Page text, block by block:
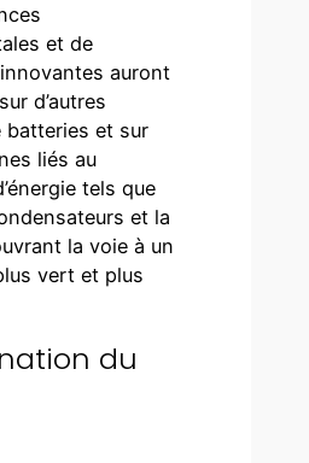
et de
auront
d’autres
batteries et sur
liés au
tels que
et la
la voie à un
vert et plus
du